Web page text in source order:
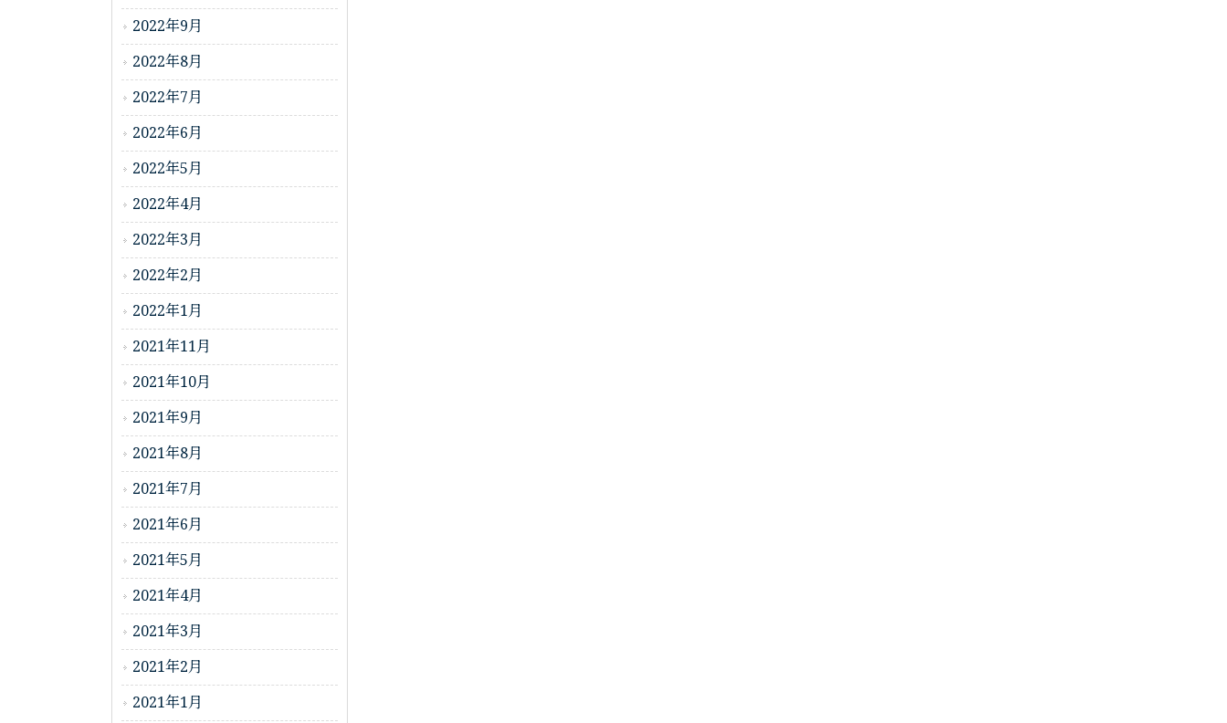
2022年9月
2022年8月
2022年7月
2022年6月
2022年5月
2022年4月
2022年3月
2022年2月
2022年1月
2021年11月
2021年10月
2021年9月
2021年8月
2021年7月
2021年6月
2021年5月
2021年4月
2021年3月
2021年2月
2021年1月